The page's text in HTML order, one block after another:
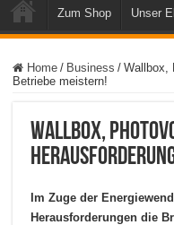
Zum Shop Unser
Home / Business / Wallbox,
Betriebe meistern!
Wallbox,
Im Zuge der
Herausforderungen die